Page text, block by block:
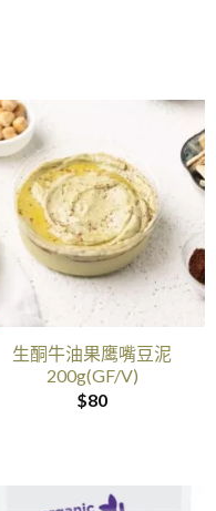
生酮牛油果鹰嘴豆泥
200g(GF/V)
$80